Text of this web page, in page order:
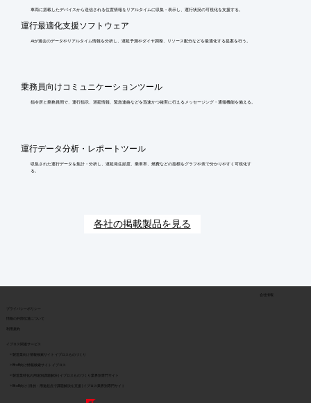
車両に搭載したデバイスから送信される位置情報をリアルタイムに収集・表示し、運行状況の可視化を支援する。
運行最適化支援ソフトウェア
AIが過去のデータやリアルタイム情報を分析し、遅延予測やダイヤ調整、リソース配分などを最適化する提案を行う。
乗務員向けコミュニケーションツール
指令所と乗務員間で、運行指示、遅延情報、緊急連絡などを迅速かつ確実に行えるメッセージング・通報機能を備える。
運行データ分析・レポートツール
収集された運行データを集計・分析し、遅延発生頻度、乗車率、燃費などの指標をグラフや表で分かりやすく可視化す
る。
各社の掲載製品を見る
​情報の外部伝達について
会社情報
イプロス関連サービス
> 製造業向け情報検索サイト イプロスものづくり
> BtoB向け | 目的・用途起点で課題解決を支援 | イプロス業界別専門サイト
> BtoB向け情報検索サイト イプロス
> 製造業特化の用途別課題解決 | イプロスものづくり業界別専門サイト